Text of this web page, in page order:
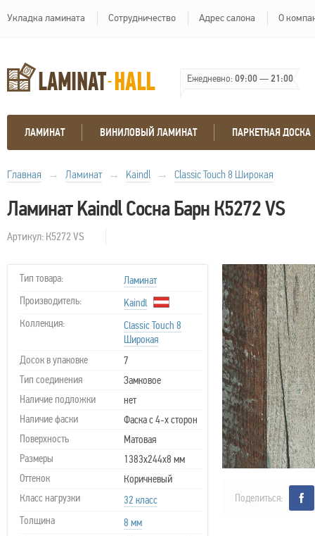
Укладка ламината Сотрудничество Адрес салона О
Ежедневно:09:00—21:00
ЛАМИНАТ ВИНИЛОВЫЙ ЛАМИНАТ ПАРКЕТНАЯ ДОСКА
Главная → Ламинат → Kaindl → Classic Touch 8 Широкая
Ламинат Kaindl Сосна Барн К5272 VS
Артикул: К5272 VS
Тип товара:
Ламинат
Производитель:
Kaindl
Коллекция:
Classic Touch 8
Широкая
Досок в упаковке
7
Тип соединения
Замковое
Наличие подложки
нет
Наличие фаски
Фаска с 4-х сторон
Поверхность
Матовая
Размеры
1383х244х8 мм
Оттенок
Коричневый
Класс нагрузки
32 класс
Толщина
8 мм
Поделиться: